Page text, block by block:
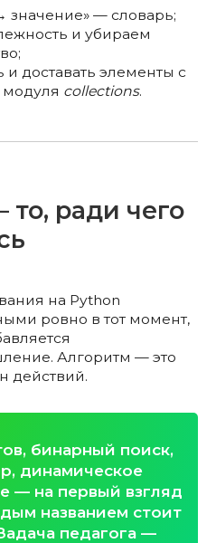
значение» — словарь;
и убираем
и доставать элементы с
collections.
ради чего
на Python
ровно в тот момент,
Алгоритм — это
действий.
бинарный поиск,
динамическое
— на первый взгляд
названием стоит
педагога —